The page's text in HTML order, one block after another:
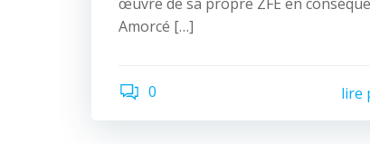
Amorcé […]
0 lire